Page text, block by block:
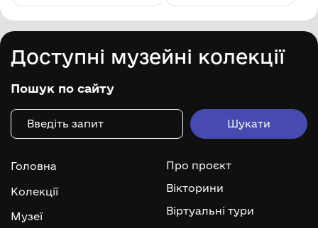
Доступні музейні колекції
Пошук по сайту
Головна
Колекції
Музеї
Про проєкт
Вікторини
Віртуальні тури